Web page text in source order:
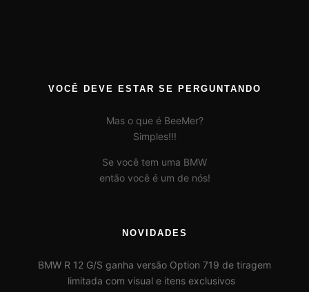
VOCÊ DEVE ESTAR SE PERGUNTANDO
Mas o que é BeeMer?
Simples!!!
Se você tem uma BMW
então você é um de nós!
NOVIDADES
BMW R 12 G/S ganha versão Option 719 de tiragem
limitada com visual e itens exclusivos